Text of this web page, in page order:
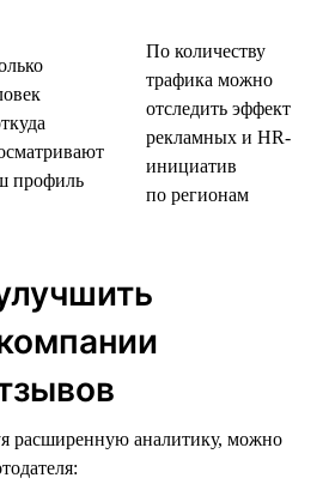
профиль
По количеству
трафика можно
отследить эффект
рекламных и HR-
инициатив
по регионам
расширенную аналитику, можно